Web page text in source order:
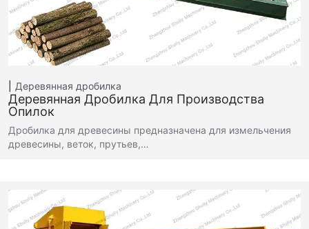
Деревянная дробилка
Деревянная Дробилка Для Производства
Опилок
Дробилка для древесины предназначена для измельчения
древесины, веток, прутьев,…